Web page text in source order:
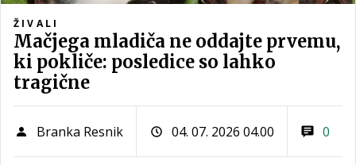
ŽIVALI
Mačjega mladiča ne oddajte prvemu,
ki pokliče: posledice so lahko
tragične
Branka Resnik 04. 07. 2026 04.00 0